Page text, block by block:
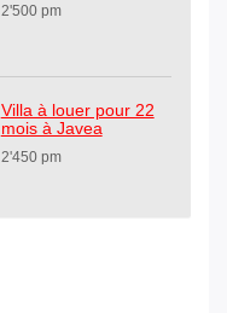
2'500 pm
Villa à louer pour 22
mois à Javea
2'450 pm